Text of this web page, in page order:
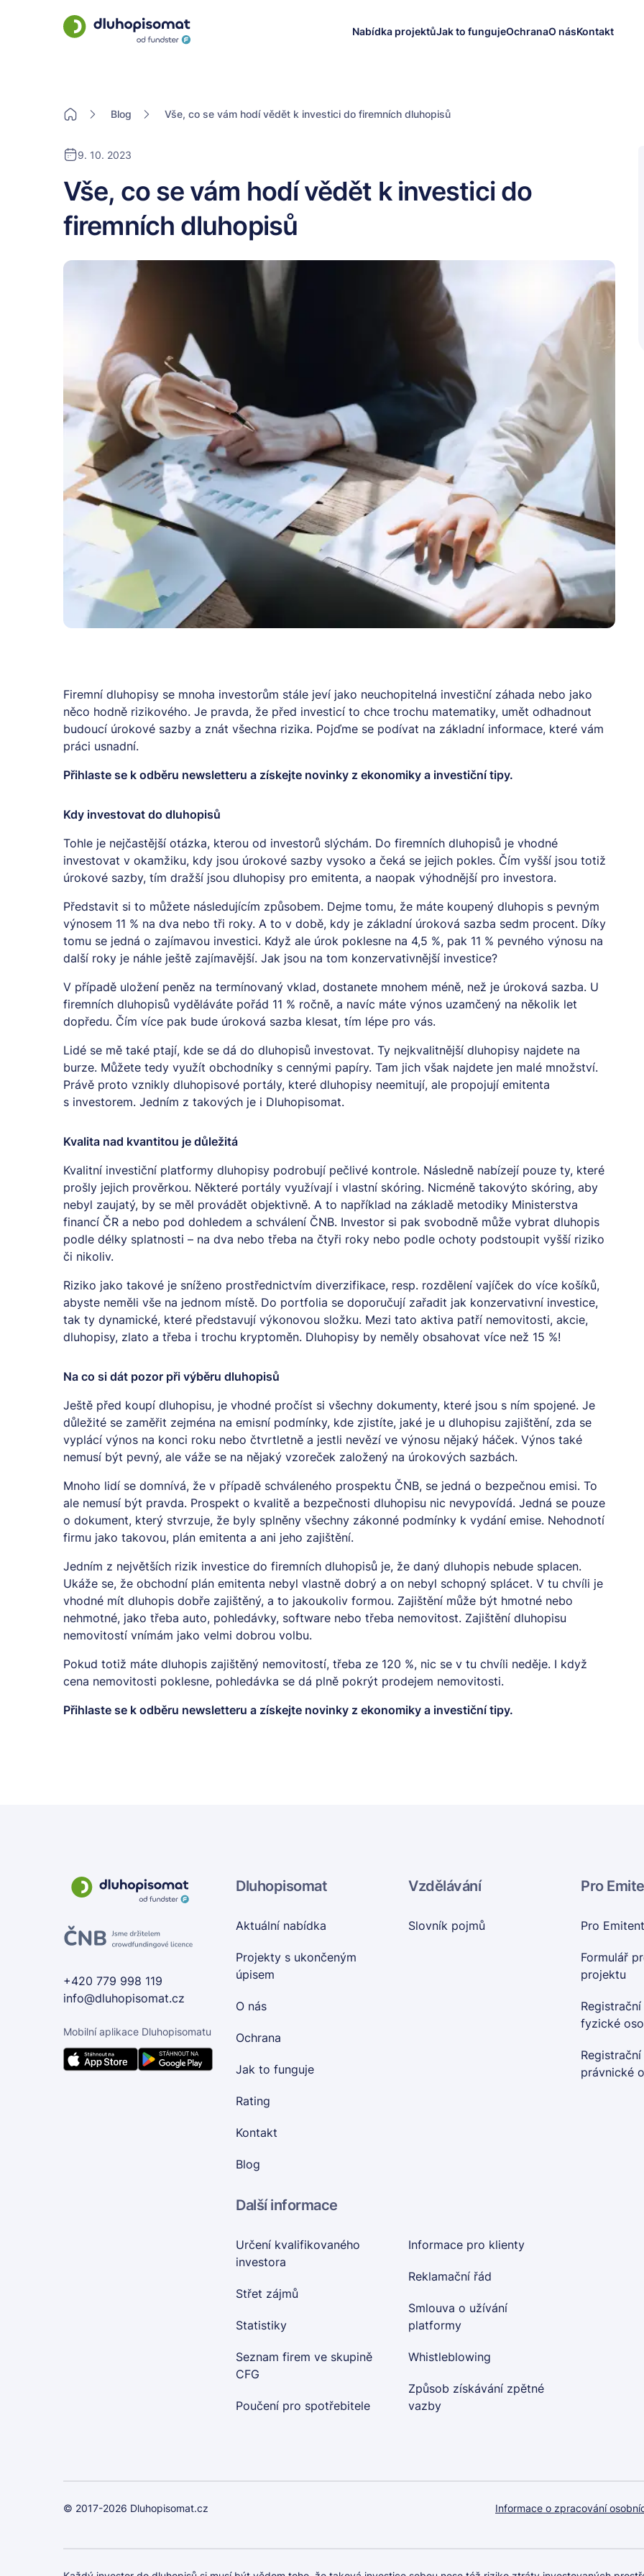
Nabídka projektůJak to fungujeOchranaO násKontakt
Blog Vše, co se vám hodí vědět k investici do firemních dluhopisů
9. 10. 2023
Vše, co se vám hodí vědět k investici do
firemních dluhopisů
Firemní dluhopisy se mnoha investorům stále jeví jako neuchopitelná investiční záhada nebo jako
něco hodně rizikového. Je pravda, že před investicí to chce trochu matematiky, umět odhadnout
budoucí úrokové sazby a znát všechna rizika. Pojďme se podívat na základní informace, které vám
práci usnadní.
Přihlaste se k odběru newsletteru a získejte novinky z ekonomiky a investiční tipy.
Kdy investovat do dluhopisů
Tohle je nejčastější otázka, kterou od investorů slýchám. Do firemních dluhopisů je vhodné
investovat v okamžiku, kdy jsou úrokové sazby vysoko a čeká se jejich pokles. Čím vyšší jsou totiž
úrokové sazby, tím dražší jsou dluhopisy pro emitenta, a naopak výhodnější pro investora.
Představit si to můžete následujícím způsobem. Dejme tomu, že máte koupený dluhopis s pevným
výnosem 11 % na dva nebo tři roky. A to v době, kdy je základní úroková sazba sedm procent. Díky
tomu se jedná o zajímavou investici. Když ale úrok poklesne na 4,5 %, pak 11 % pevného výnosu na
další roky je náhle ještě zajímavější. Jak jsou na tom konzervativnější investice?
V případě uložení peněz na termínovaný vklad, dostanete mnohem méně, než je úroková sazba. U
firemních dluhopisů vyděláváte pořád 11 % ročně, a navíc máte výnos uzamčený na několik let
dopředu. Čím více pak bude úroková sazba klesat, tím lépe pro vás.
Lidé se mě také ptají, kde se dá do dluhopisů investovat. Ty nejkvalitnější dluhopisy najdete na
burze. Můžete tedy využít obchodníky s cennými papíry. Tam jich však najdete jen malé množství.
Právě proto vznikly dluhopisové portály, které dluhopisy neemitují, ale propojují emitenta
s investorem. Jedním z takových je i Dluhopisomat.
Kvalita nad kvantitou je důležitá
Kvalitní investiční platformy dluhopisy podrobují pečlivé kontrole. Následně nabízejí pouze ty, které
prošly jejich prověrkou. Některé portály využívají i vlastní skóring. Nicméně takovýto skóring, aby
nebyl zaujatý, by se měl provádět objektivně. A to například na základě metodiky Ministerstva
financí ČR a nebo pod dohledem a schválení ČNB. Investor si pak svobodně může vybrat dluhopis
podle délky splatnosti – na dva nebo třeba na čtyři roky nebo podle ochoty podstoupit vyšší riziko
či nikoliv.
Riziko jako takové je sníženo prostřednictvím diverzifikace, resp. rozdělení vajíček do více košíků,
abyste neměli vše na jednom místě. Do portfolia se doporučují zařadit jak konzervativní investice,
tak ty dynamické, které představují výkonovou složku. Mezi tato aktiva patří nemovitosti, akcie,
dluhopisy, zlato a třeba i trochu kryptoměn. Dluhopisy by neměly obsahovat více než 15 %!
Na co si dát pozor při výběru dluhopisů
Ještě před koupí dluhopisu, je vhodné pročíst si všechny dokumenty, které jsou s ním spojené. Je
důležité se zaměřit zejména na emisní podmínky, kde zjistíte, jaké je u dluhopisu zajištění, zda se
vyplácí výnos na konci roku nebo čtvrtletně a jestli nevězí ve výnosu nějaký háček. Výnos také
nemusí být pevný, ale váže se na nějaký vzoreček založený na úrokových sazbách.
Mnoho lidí se domnívá, že v případě schváleného prospektu ČNB, se jedná o bezpečnou emisi. To
ale nemusí být pravda. Prospekt o kvalitě a bezpečnosti dluhopisu nic nevypovídá. Jedná se pouze
o dokument, který stvrzuje, že byly splněny všechny zákonné podmínky k vydání emise. Nehodnotí
firmu jako takovou, plán emitenta a ani jeho zajištění.
Jedním z největších rizik investice do firemních dluhopisů je, že daný dluhopis nebude splacen.
Ukáže se, že obchodní plán emitenta nebyl vlastně dobrý a on nebyl schopný splácet. V tu chvíli je
vhodné mít dluhopis dobře zajištěný, a to jakoukoliv formou. Zajištění může být hmotné nebo
nehmotné, jako třeba auto, pohledávky, software nebo třeba nemovitost. Zajištění dluhopisu
nemovitostí vnímám jako velmi dobrou volbu.
Pokud totiž máte dluhopis zajištěný nemovitostí, třeba ze 120 %, nic se v tu chvíli neděje. I když
cena nemovitosti poklesne, pohledávka se dá plně pokrýt prodejem nemovitosti.
Přihlaste se k odběru newsletteru a získejte novinky z ekonomiky a investiční tipy.
+420 779 998 119
info@dluhopisomat.cz
Mobilní aplikace Dluhopisomatu
Dluhopisomat
Aktuální nabídka
Projekty s ukončeným
úpisem
O nás
Ochrana
Jak to funguje
Rating
Kontakt
Blog
Vzdělávání
Slovník pojmů
Pro
Pro
Formulář
projektu
fyzické
právnické
Další informace
Určení kvalifikovaného
investora
Střet zájmů
Statistiky
Seznam firem ve skupině
CFG
Poučení pro spotřebitele
Informace pro klienty
Reklamační řád
Smlouva o užívání
platformy
Whistleblowing
Způsob získávání zpětné
vazby
© 2017-2026 Dluhopisomat.cz Informace o zpracování